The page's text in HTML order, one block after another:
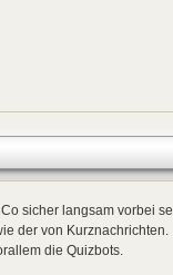
sicher langsam vorbei
der von Kurznachrichten.
die Quizbots.